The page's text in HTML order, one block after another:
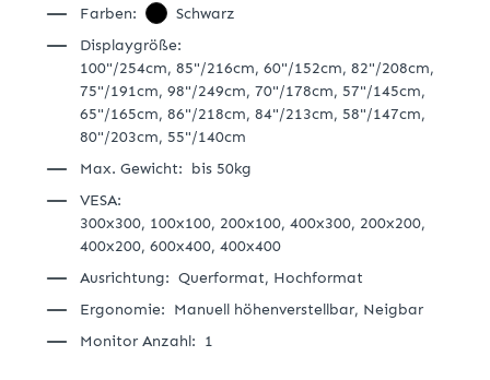
Farben:
Schwarz
Displaygröße:
100"/254cm, 85"/216cm, 60"/152cm, 82"/208cm,
75"/191cm, 98"/249cm, 70"/178cm, 57"/145cm,
65"/165cm, 86"/218cm, 84"/213cm, 58"/147cm,
80"/203cm, 55"/140cm
Max. Gewicht: bis 50kg
VESA:
300x300, 100x100, 200x100, 400x300, 200x200,
400x200, 600x400, 400x400
Ausrichtung: Querformat, Hochformat
Ergonomie: Manuell höhenverstellbar, Neigbar
Monitor Anzahl: 1